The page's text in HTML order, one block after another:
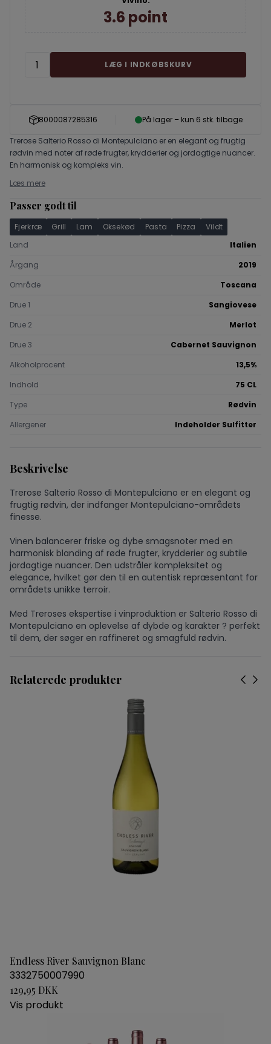
8000087285316 På lager – kun 6 stk. tilbage
Trerose Salterio Rosso di Montepulciano er en elegant og frugtig
rødvin med noter af røde frugter, krydderier og jordagtige nuancer.
En harmonisk og kompleks vin.
Læs mere
Passer godt til
Fjerkræ Grill Lam Oksekød Pasta Pizza
Vildt
Land
Italien
Årgang
2019
Område
Toscana
Drue 1
Sangiovese
Drue 2
Merlot
Drue 3
Cabernet Sauvignon
Alkoholprocent
13,5%
Indhold
75 CL
Type
Rødvin
Allergener
Indeholder Sulfitter
3.6 point
LÆG I INDKØBSKURV
Beskrivelse
Trerose Salterio Rosso di Montepulciano er en elegant og
frugtig rødvin, der indfanger Montepulciano-områdets
finesse.
Vinen balancerer friske og dybe smagsnoter med en
harmonisk blanding af røde frugter, krydderier og subtile
jordagtige nuancer. Den udstråler kompleksitet og
elegance, hvilket gør den til en autentisk repræsentant for
områdets unikke terroir.
Med Treroses ekspertise i vinproduktion er Salterio Rosso di
Montepulciano en oplevelse af dybde og karakter ? perfekt
til dem, der søger en raffineret og smagfuld rødvin.
Relaterede produkter
Endless River Sauvignon Blanc
3332750007990
129,95 DKK
Vis produkt